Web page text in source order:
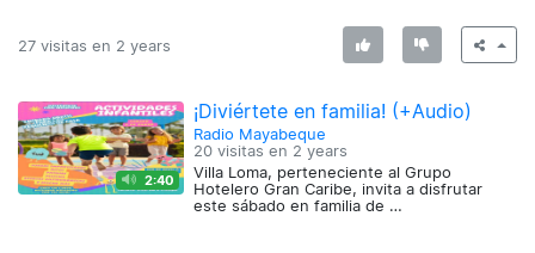
27 visitas en 2 years
2:40
¡Diviértete en familia! (+Audio)
Radio Mayabeque
20 visitas en 2 years
Villa Loma, perteneciente al Grupo
Hotelero Gran Caribe, invita a disfrutar
este sábado en familia de …